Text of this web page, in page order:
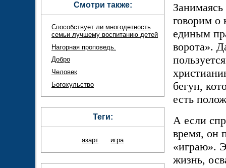
говорим о
единым
ворота».
бегун,
есть
А если
время, он
«играю».
жизнь,
Смотри также:
Способствует ли многодетность
семьи лучшему воспитанию детей
Нагорная проповедь.
Добро
Человек
Богохульство
Теги:
азарт игра